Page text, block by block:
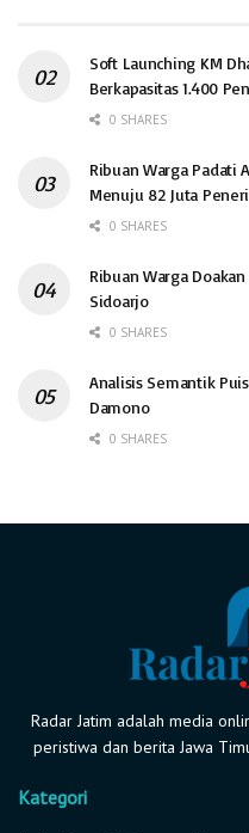
Soft Launching KM
Berkapasitas 1.400
0 SHARES
Ribuan Warga Padati
Menuju 82 Juta
0 SHARES
Ribuan Warga
Sidoarjo
0 SHARES
Analisis Semantik
Damono
0 SHARES
Radar Jatim adalah media
peristiwa dan berita Jawa
Kategori